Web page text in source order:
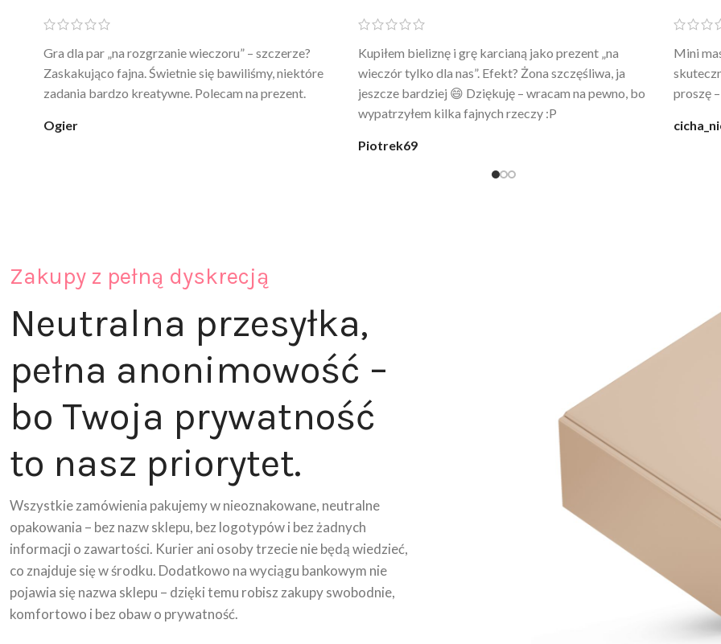
Ten żel intymny to był strzał w 10 – nie tylko
poprawia komfort, ale też daje przyjemne uczucie
ciepła. Nie uczula, bez zapachu. Kupuję już 3 raz i na
Po prostu WOW! Szlafrok to sztos – lekki, chłodny, a
wygląda jak z luksusowego butiku. Noszę
codziennie po kąpieli z mężem.
@karolina_dream
świetny
Zakupy z pełną dyskrecją
Neutralna przesyłka,
pełna anonimowość –
bo Twoja prywatność
to nasz priorytet.
Wszystkie zamówienia pakujemy w nieoznakowane, neutralne
opakowania – bez nazw sklepu, bez logotypów i bez żadnych
informacji o zawartości. Kurier ani osoby trzecie nie będą wiedzieć,
co znajduje się w środku. Dodatkowo na wyciągu bankowym nie
pojawia się nazwa sklepu – dzięki temu robisz zakupy swobodnie,
komfortowo i bez obaw o prywatność.